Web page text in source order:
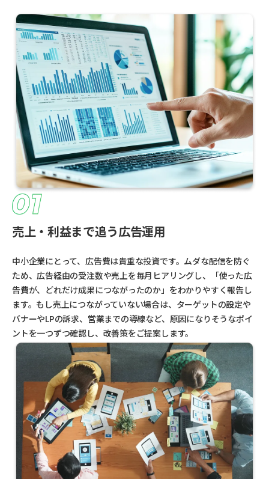
売上・利益まで追う広告運用
中小企業にとって、広告費は貴重な投資です。ムダな配信を防ぐ
ため、広告経由の受注数や売上を毎月ヒアリングし、「使った広
告費が、どれだけ成果につながったのか」をわかりやすく報告し
ます。もし売上につながっていない場合は、ターゲットの設定や
バナーやLPの訴求、営業までの導線など、原因になりそうなポイ
ントを一つずつ確認し、改善策をご提案します。